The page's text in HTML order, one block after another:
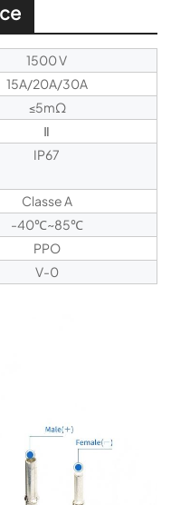
1500 V
15A/20A/30A
≤5mΩ
Ⅱ
IP67
Classe A
-40℃~85℃
PPO
V-0